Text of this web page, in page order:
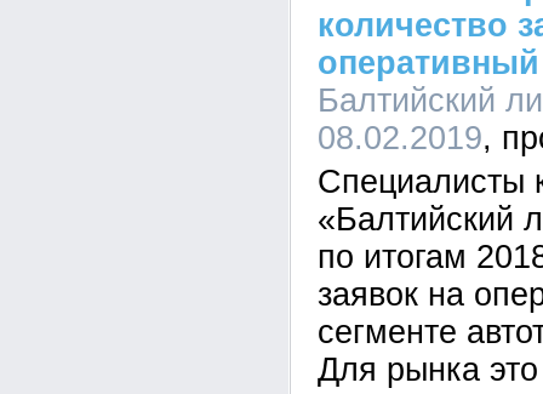
количество
оперативный
Балтийский
08.02.2019
Специалисты
«Балтийский
по итогам
заявок на
сегменте
Для рынка